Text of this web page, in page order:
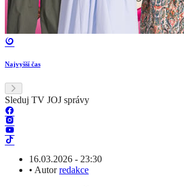
Najvyšší čas
Sleduj TV JOJ správy
16.03.2026 - 23:30
• Autorredakce